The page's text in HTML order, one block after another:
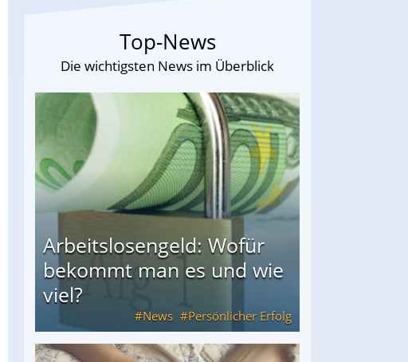
Top-News
Die wichtigsten News im Überblick
Arbeitslosengeld: Wofür
bekommt man es und wie
viel?
News Persönlicher Erfolg